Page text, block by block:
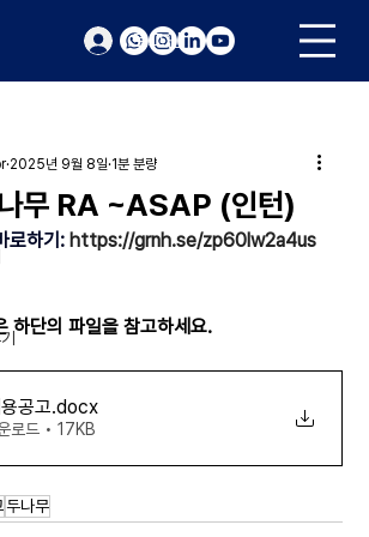
로그인
무 RA ~ASAP (인턴)
2025년 9월 8일 1분 분량
로하기: https://grnh.se/zp60lw2a4us
하단의 파일을 참고하세요.
공고.docx
로드 • 17KB
두나무